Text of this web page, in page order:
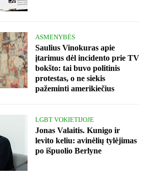
ASMENYBĖS
Saulius Vinokuras apie
įtarimus dėl incidento prie TV
bokšto: tai buvo politinis
protestas, o ne siekis
pažeminti amerikiečius
LGBT VOKIETIJOJE
Jonas Valaitis. Kunigo ir
levito keliu: avinėlių tylėjimas
po išpuolio Berlyne